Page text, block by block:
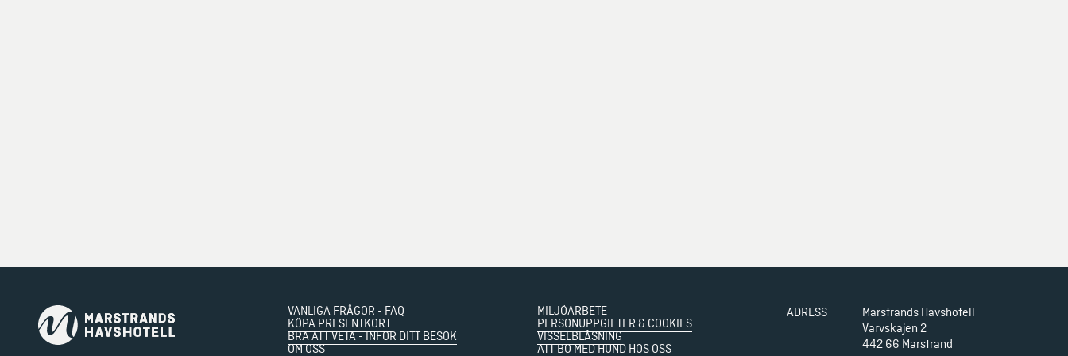
VANLIGA FRÅGOR - FAQ
KÖPA PRESENTKORT
BRA ATT VETA - INFÖR DITT BESÖK
OM OSS
MILJÖARBETE
PERSONUPPGIFTER & COOKIES
VISSELBLÅSNING
ATT BO MED HUND HOS OSS
ADRESS
Marstrands Havshotell
Varvskajen 2
442 66 Marstrand